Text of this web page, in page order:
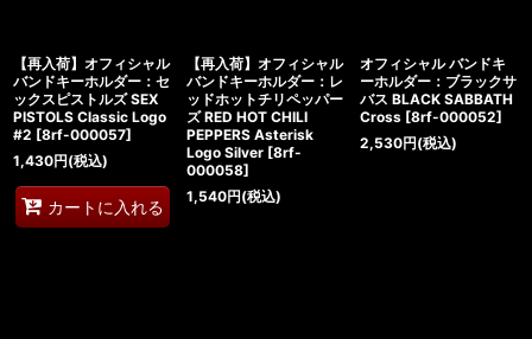
【再入荷】オフィシャル
バンドキーホルダー：セ
ックスピストルズ SEX
PISTOLS Classic Logo
#2 [8rf-000057]
1,430円(税込)
カートに入れる
【再入荷】オフィシャル
バンドキーホルダー：レ
ッドホットチリペッパー
ズ RED HOT CHILI
PEPPERS Asterisk
Logo Silver [8rf-
000058]
1,540円(税込)
オフィシャル バンドキ
ーホルダー：ブラックサ
バス BLACK SABBATH
Cross [8rf-000052]
2,530円(税込)